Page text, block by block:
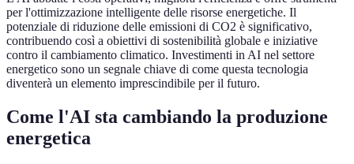
per l'ottimizzazione intelligente delle risorse energetiche. Il
potenziale di riduzione delle emissioni di CO2 è significativo,
contribuendo così a obiettivi di sostenibilità globale e iniziative
contro il cambiamento climatico. Investimenti in AI nel settore
energetico sono un segnale chiave di come questa tecnologia
diventerà un elemento imprescindibile per il futuro.
Come l'AI sta cambiando la produzione
energetica